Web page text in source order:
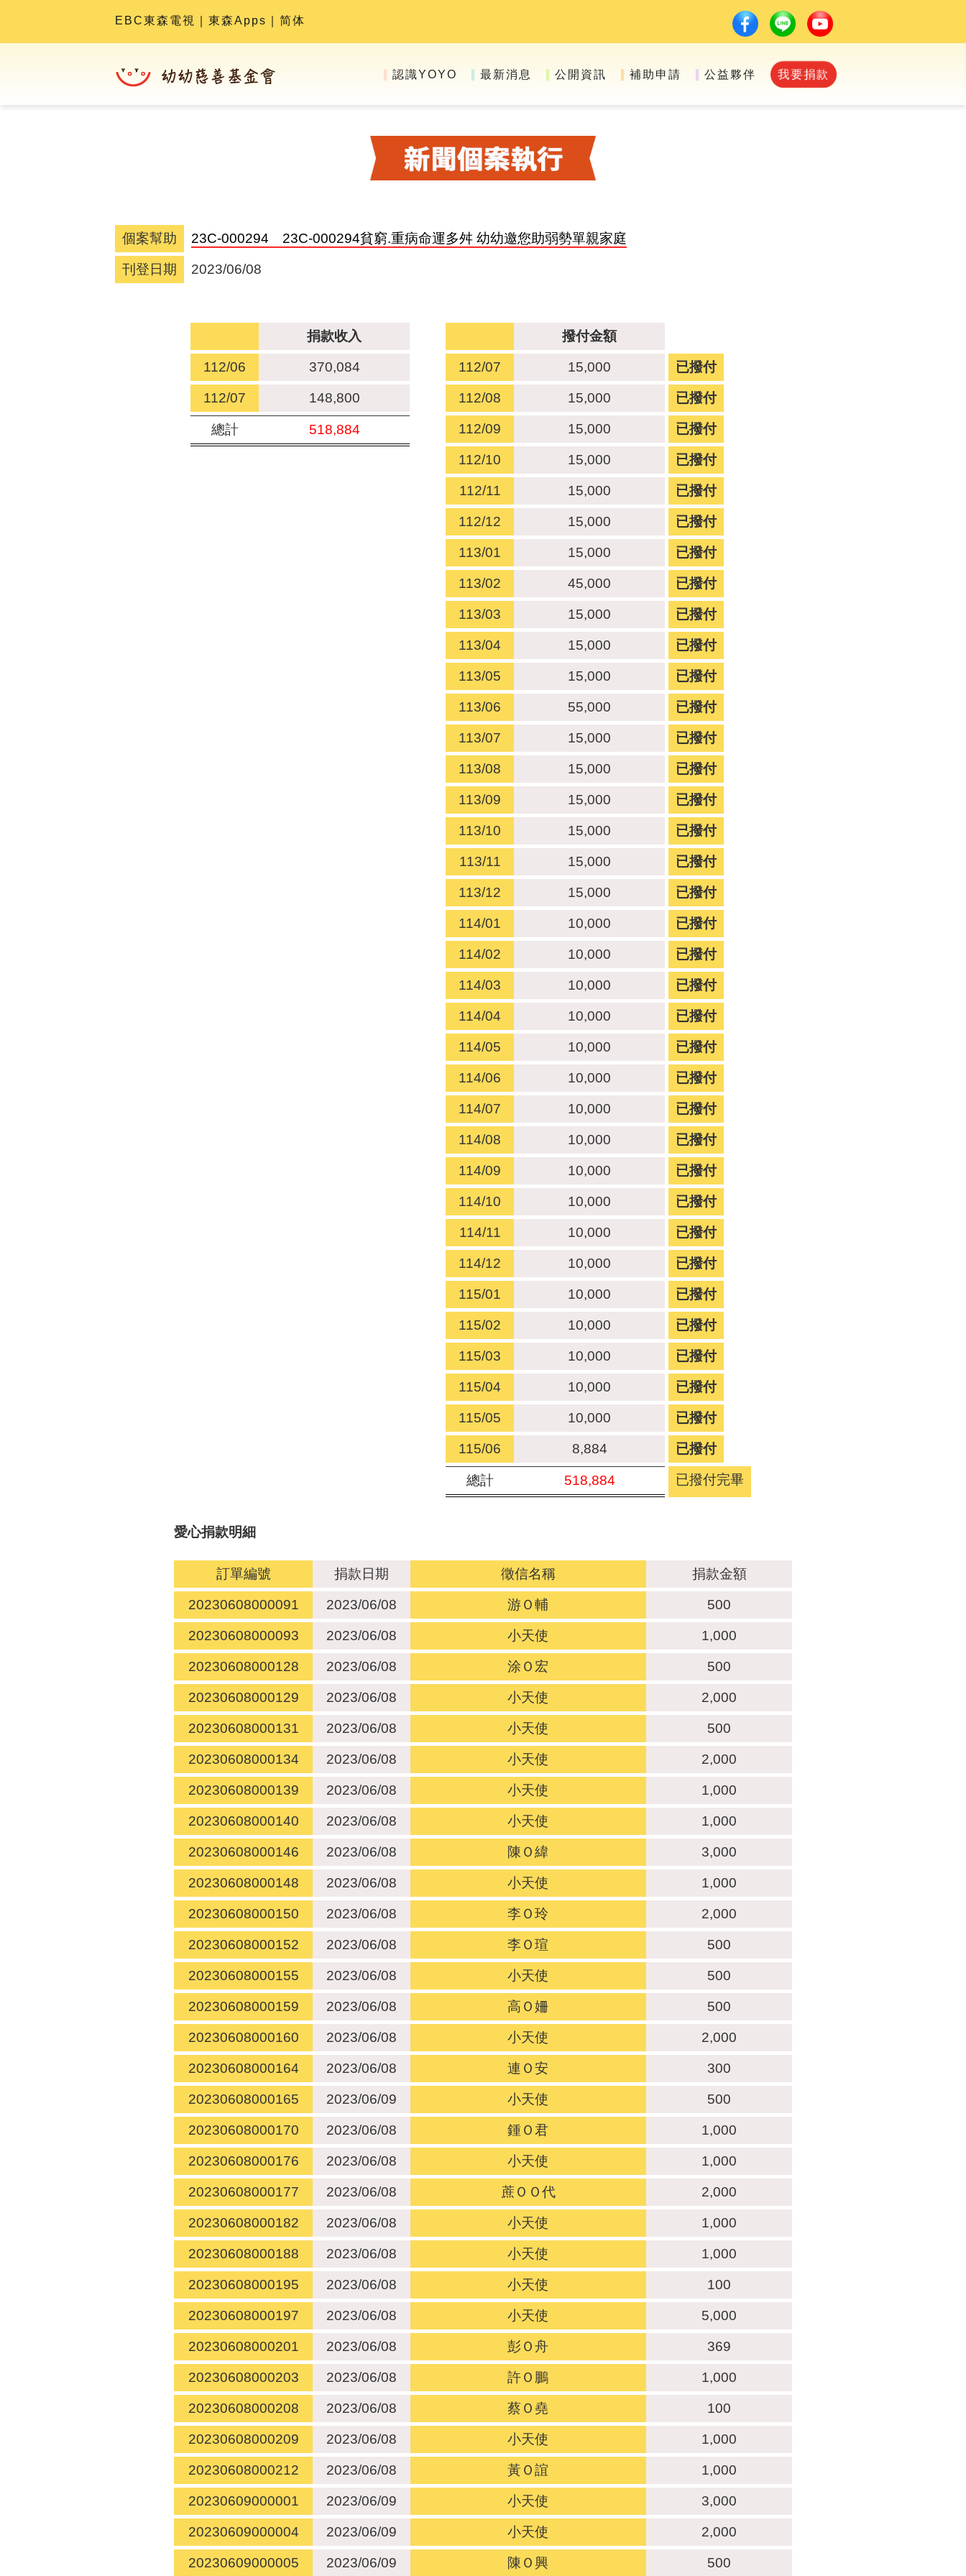
EBC東森電視 東森Apps 简体
認識YOYO 最新消息 公開資訊 補助申請 公益夥伴 我要捐款
個案幫助 23C-000294 23C-000294貧窮.重病命運多舛 幼幼邀您助弱勢單親家庭
刊登日期 2023/06/08
捐款收入
112/06 370,084
112/07 148,800
總計 518,884
撥付金額
112/07 15,000 已撥付
112/08 15,000 已撥付
112/09 15,000 已撥付
112/10 15,000 已撥付
112/11 15,000 已撥付
112/12 15,000 已撥付
113/01 15,000 已撥付
113/02 45,000 已撥付
113/03 15,000 已撥付
113/04 15,000 已撥付
113/05 15,000 已撥付
113/06 55,000 已撥付
113/07 15,000 已撥付
113/08 15,000 已撥付
113/09 15,000 已撥付
113/10 15,000 已撥付
113/11 15,000 已撥付
113/12 15,000 已撥付
114/01 10,000 已撥付
114/02 10,000 已撥付
114/03 10,000 已撥付
114/04 10,000 已撥付
114/05 10,000 已撥付
114/06 10,000 已撥付
114/07 10,000 已撥付
114/08 10,000 已撥付
114/09 10,000 已撥付
114/10 10,000 已撥付
114/11 10,000 已撥付
114/12 10,000 已撥付
115/01 10,000 已撥付
115/02 10,000 已撥付
115/03 10,000 已撥付
115/04 10,000 已撥付
115/05 10,000 已撥付
115/06 8,884 已撥付
總計 518,884 已撥付完畢
愛心捐款明細
訂單編號 捐款日期 徵信名稱 捐款金額
20230608000091 2023/06/08 游Ｏ輔 500
20230608000093 2023/06/08 小天使 1,000
20230608000128 2023/06/08 涂Ｏ宏 500
20230608000129 2023/06/08 小天使 2,000
20230608000131 2023/06/08 小天使 500
20230608000134 2023/06/08 小天使 2,000
20230608000139 2023/06/08 小天使 1,000
20230608000140 2023/06/08 小天使 1,000
20230608000146 2023/06/08 陳Ｏ緯 3,000
20230608000148 2023/06/08 小天使 1,000
20230608000150 2023/06/08 李Ｏ玲 2,000
20230608000152 2023/06/08 李Ｏ瑄 500
20230608000155 2023/06/08 小天使 500
20230608000159 2023/06/08 高Ｏ姍 500
20230608000160 2023/06/08 小天使 2,000
20230608000164 2023/06/08 連Ｏ安 300
20230608000165 2023/06/09 小天使 500
20230608000170 2023/06/08 鍾Ｏ君 1,000
20230608000176 2023/06/08 小天使 1,000
20230608000177 2023/06/08 蔗ＯＯ代 2,000
20230608000182 2023/06/08 小天使 1,000
20230608000188 2023/06/08 小天使 1,000
20230608000195 2023/06/08 小天使 100
20230608000197 2023/06/08 小天使 5,000
20230608000201 2023/06/08 彭Ｏ舟 369
20230608000203 2023/06/08 許Ｏ鵬 1,000
20230608000208 2023/06/08 蔡Ｏ堯 100
20230608000209 2023/06/08 小天使 1,000
20230608000212 2023/06/08 黃Ｏ誼 1,000
20230609000001 2023/06/09 小天使 3,000
20230609000004 2023/06/09 小天使 2,000
20230609000005 2023/06/09 陳Ｏ興 500